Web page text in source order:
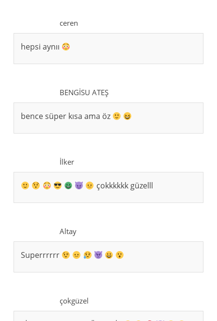
ceren
hepsi aynıı
BENGİSU ATEŞ
bence süper kısa ama öz
İlker
çokkkkkk güzelll
Altay
Superrrrrr
çokgüzel